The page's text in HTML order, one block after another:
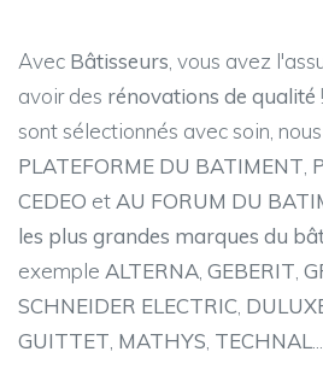
Avec Bâtisseurs, vous avez
avoir des rénovations de qualité
sont sélectionnés avec soin,
PLATEFORME DU BATIMENT,
CEDEO etAU FORUM DU
les plus grandes marques du
exemple ALTERNA, GEBERIT,
SCHNEIDER ELECTRIC,
GUITTET, MATHYS, TECHNAL...